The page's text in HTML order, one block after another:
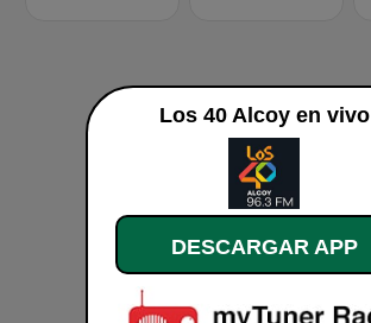
Los 40 Alcoy en vivo
DESCARGAR APP